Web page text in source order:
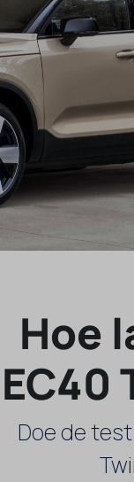
Hoe
EC40
Doe de